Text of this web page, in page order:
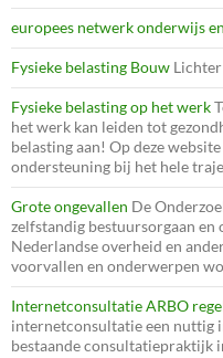
europees netwerk onderwijs
Fysieke belasting Bouw
Fysieke belasting op het werk
het werk kan leiden tot
belasting aan! Op deze
ondersteuning bij het hele
Grote ongevallen De
zelfstandig bestuursorgaan
Nederlandse overheid en
voorvallen en onderwerpen
Internetconsultatie ARBO
internetconsultatie een nuttig
bestaande consultatiepraktijk